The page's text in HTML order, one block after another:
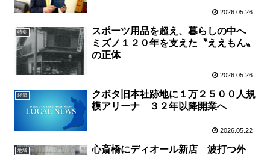
2026.05.26
特集
スポーツ用品を超え、暮らしの中へ
ミズノ１２０年を支えた〝ええもん〟
の正体
2026.05.26
経済
クボタ旧本社跡地に１万２５００人規
模アリーナ ３２年以降開業へ
2026.05.22
地域
心斎橋にディオール新店 波打つ外